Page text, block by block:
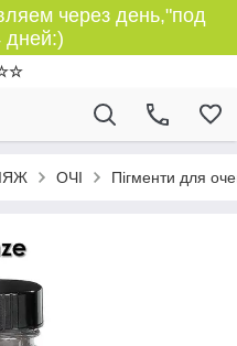
через день,"под
дней:)
☆☆
ОЧІ Пігменти для